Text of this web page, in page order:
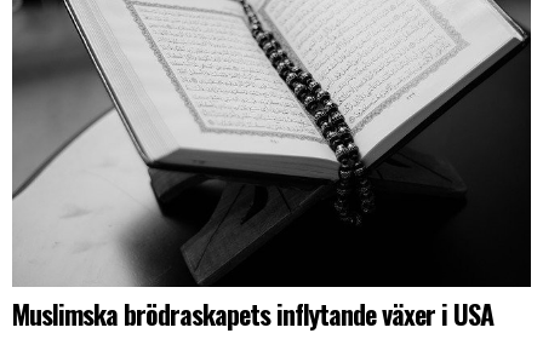
Muslimska brödraskapets inflytande växer i USA